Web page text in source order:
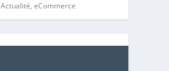
Actualité,eCommerce